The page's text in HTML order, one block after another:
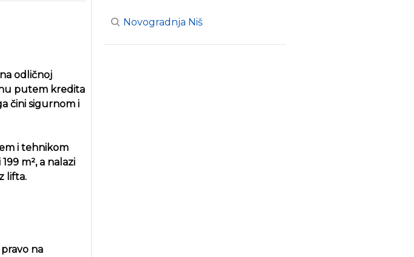
odličnoj
putem kredita
čini sigurnom i
i tehnikom
m², a nalazi
lifta.
na
Novogradnja Niš